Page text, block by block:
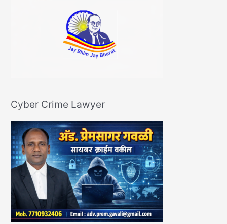
Cyber Crime Lawyer